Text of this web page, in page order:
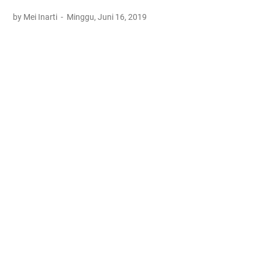
by Mei Inarti Minggu, Juni 16, 2019